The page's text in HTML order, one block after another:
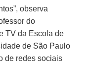
observa
do
TV da Escola de
de São Paulo
de redes sociais